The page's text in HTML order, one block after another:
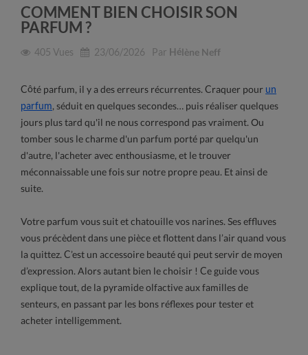
COMMENT BIEN CHOISIR SON
PARFUM ?
405 Vues 23/06/2026 Par Hélène Neff
Côté parfum, il y a des erreurs récurrentes. Craquer pour un
parfum, séduit en quelques secondes… puis réaliser quelques
jours plus tard qu'il ne nous correspond pas vraiment. Ou
tomber sous le charme d'un parfum porté par quelqu'un
d'autre, l'acheter avec enthousiasme, et le trouver
méconnaissable une fois sur notre propre peau. Et ainsi de
suite.
Votre parfum vous suit et chatouille vos narines. Ses effluves
vous précèdent dans une pièce et flottent dans l’air quand vous
la quittez. C’est un accessoire beauté qui peut servir de moyen
d’expression. Alors autant bien le choisir ! Ce guide vous
explique tout, de la pyramide olfactive aux familles de
senteurs, en passant par les bons réflexes pour tester et
acheter intelligemment.